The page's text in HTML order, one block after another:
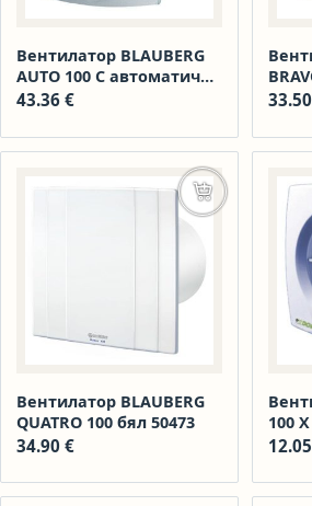
Вентилатор BLAUBERG
AUTO 100 С автоматични
клапи 50466
43.36 € 33.50
Вентилатор BLAUBERG
QUATRO 100 бял 50473
34.90 €
Добавяне в
100
12.05